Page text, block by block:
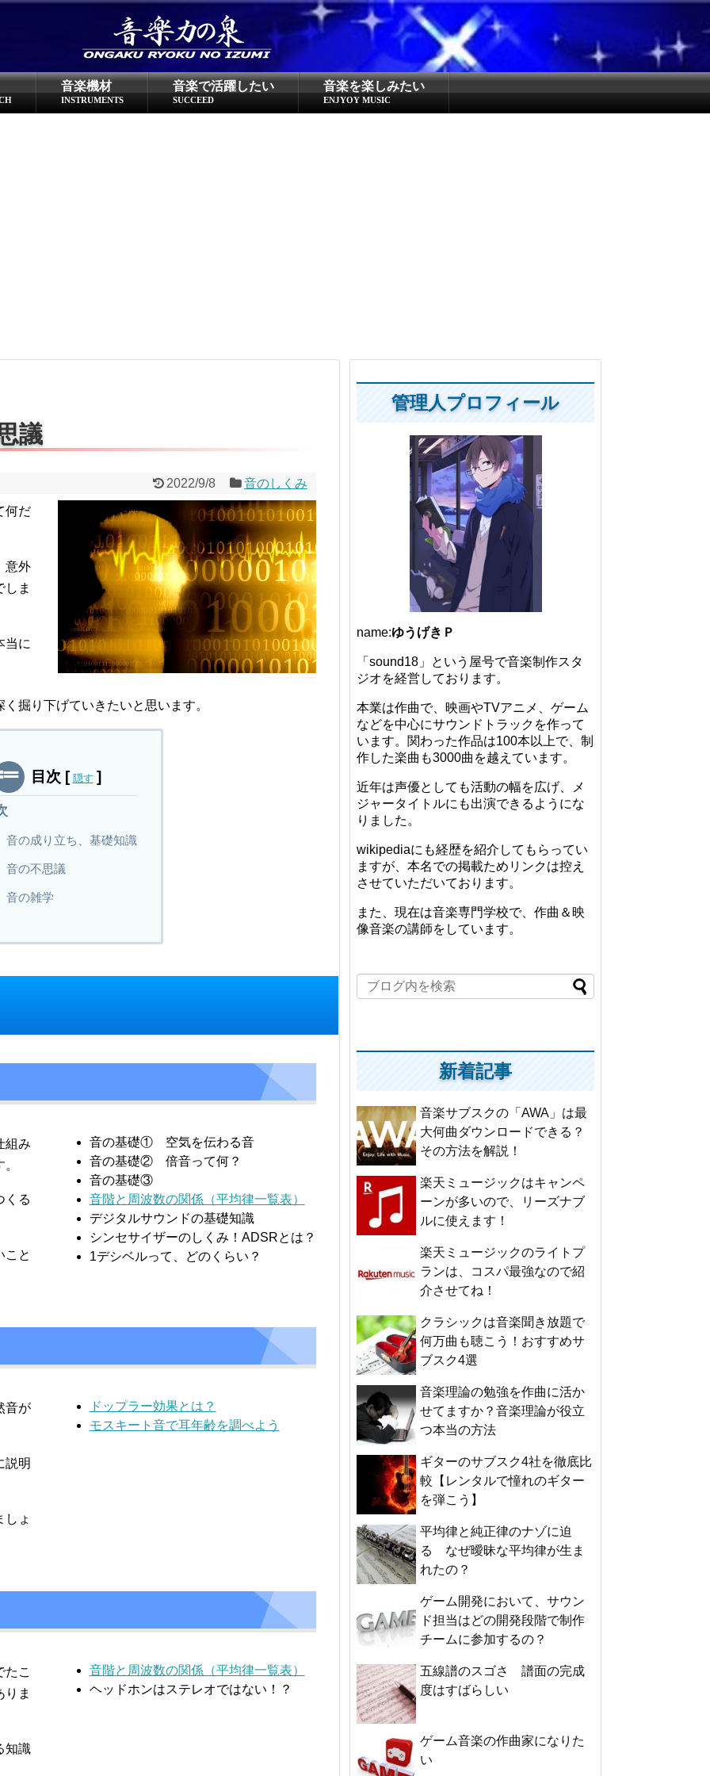
音楽機材
INSTRUMENTS
音楽で活躍したい
SUCCEED
音楽を楽しみたい
ENJYOY MUSIC
議
2022/9/8 音のしくみ
何だ
意外
しま
当に
掘り下げていきたいと思います。
目次 [ 隠す ]
音の成り立ち、基礎知識
音の不思議
音の雑学
組み
くる
こと
音の基礎① 空気を伝わる音
音の基礎② 倍音って何？
音の基礎③
音階と周波数の関係（平均律一覧表）
デジタルサウンドの基礎知識
シンセサイザーのしくみ！ADSRとは？
1デシベルって、どのくらい？
音が
説明
しょ
ドップラー効果とは？
モスキート音で耳年齢を調べよう
たこ
りま
知識
音階と周波数の関係（平均律一覧表）
ヘッドホンはステレオではない！？
管理人プロフィール
name:ゆうげきＰ
「sound18」という屋号で音楽制作スタ
ジオを経営しております。
本業は作曲で、映画やTVアニメ、ゲーム
などを中心にサウンドトラックを作って
います。関わった作品は100本以上で、制
作した楽曲も3000曲を越えています。
近年は声優としても活動の幅を広げ、メ
ジャータイトルにも出演できるようにな
りました。
wikipediaにも経歴を紹介してもらってい
ますが、本名での掲載ためリンクは控え
させていただいております。
また、現在は音楽専門学校で、作曲＆映
像音楽の講師をしています。
新着記事
音楽サブスクの「AWA」は最
大何曲ダウンロードできる？
その方法を解説！
楽天ミュージックはキャンペ
ーンが多いので、リーズナブ
ルに使えます！
楽天ミュージックのライトプ
ランは、コスパ最強なので紹
介させてね！
クラシックは音楽聞き放題で
何万曲も聴こう！おすすめサ
ブスク4選
音楽理論の勉強を作曲に活か
せてますか？音楽理論が役立
つ本当の方法
ギターのサブスク4社を徹底比
較【レンタルで憧れのギター
を弾こう】
平均律と純正律のナゾに迫
る なぜ曖昧な平均律が生ま
れたの？
ゲーム開発において、サウン
ド担当はどの開発段階で制作
チームに参加するの？
五線譜のスゴさ 譜面の完成
度はすばらしい
ゲーム音楽の作曲家になりた
い
超役立つ知識／雑学
knowledge
クラシックを10倍楽しむ方法
プロ作曲家オススメ DTM機材
succeed
プロ直伝！作曲家になる方法
音楽家を目指す人の為のコラム
音楽を楽しみたい
音楽聴き放題サービス
ギターのサブスクを比較